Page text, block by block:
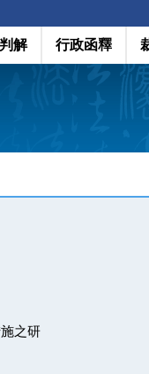
解 行政函釋
之研